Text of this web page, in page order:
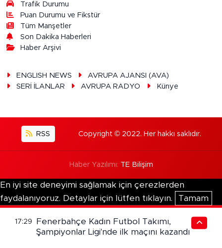
Trafik Durumu
Puan Durumu ve Fikstür
Tüm Manşetler
Son Dakika Haberleri
Haber Arşivi
ENGLISH NEWS
AVRUPA AJANSI (AVA)
SERİ İLANLAR
AVRUPA RADYO Künye
RSS Copyright © 2022. Her hakkı saklıdır.
Haber Yazılımı: TE Bilişim
En iyi site deneyimi sağlamak için çerezlerden
faydalanıyoruz. Detaylar için lütfen tıklayın.
Tamam
17:29
Fenerbahçe Kadın Futbol Takımı,
Şampiyonlar Ligi'nde ilk maçını kazandı